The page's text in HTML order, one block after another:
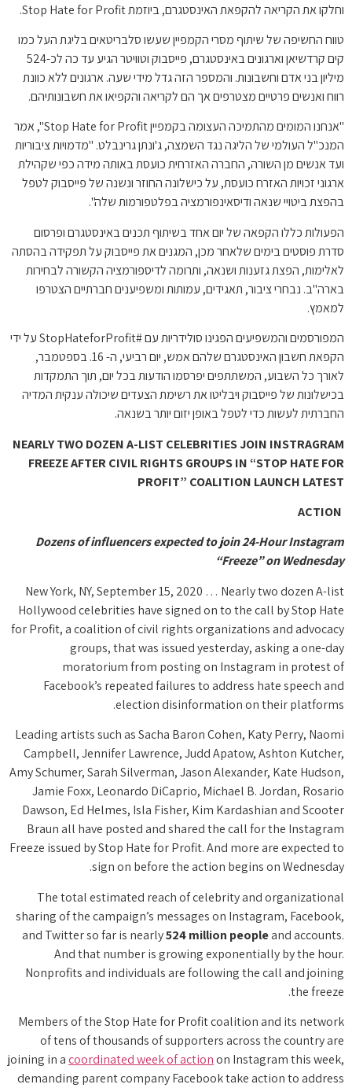
וחלקו את הקריאה להקפאת האינסטגרם, ביוזמת Stop Hate for Profit.
טווח החשיפה של שיתוף מסרי הקמפיין שעשו סלבריטאים בליגת העל כמו
קים קרדשיאן וארגונים באינסטגרם, פייסבוק וטוויטר הגיע עד כה לכ-524
מיליון בני אדם וחשבונות. והמספר הזה גדל מידי שעה. ארגונים ללא כוונת
רווח ואנשים פרטיים מצטרפים אך הם לקריאה והקפיאו את חשבונותיהם.
"אנחנו המומים מהתמיכה העצומה בקמפיין Stop Hate for Profit", אמר
המנכ"ל העולמי של הליגה נגד השמצה, ג'ונתן גרינבלט. "מדמויות ציבוריות
ועד אנשים מן השורה, החברה האזרחית כועסת באותה מידה כפי שקהילת
ארגוני זכויות האזרח כועסת, על כישלונה החוזר ונשנה של פייסבוק לטפל
בהפצת ביטויי שנאה ודיסאינפורמציה בפלטפורמות שלה".
הפעולות כללו הקפאה של יום אחד בשיתוף תכנים באינסטגרם ופרסום
סדרת פוסטים בימים שלאחר מכן, המגנים את פייסבוק על תפקידה בהסתה
לאלימות, הפצת גזענות ושנאה, ותרומה לדיספורמציה הקשורה לבחירות
בארה"ב. נבחרי ציבור, תאגידים, עמותות ומשפיענים חברתיים הצטרפו
למאמץ.
המפורסמים והמשפיעים הפגינו סולידריות עם #StopHateforProfit על ידי
הקפאת חשבון האינסטגרם שלהם אמש, יום רביעי, ה- 16. בספטמבר,
לאורך כל השבוע, המשתתפים יפרסמו הודעות בכל יום, תוך התמקדות
בכישלונות של פייסבוק ויבליטו את רשימת הצעדים שיכולה ענקית המדיה
החברתית לעשות כדי לטפל באופן יזום יותר בשנאה.
NEARLY TWO DOZEN A-LIST CELEBRITIES JOIN INSTRAGRAM
FREEZE AFTER CIVIL RIGHTS GROUPS IN “STOP HATE FOR
PROFIT” COALITION LAUNCH LATEST
Dozens of influencers expected to join 24-Hour Instagram
“Freeze” on Wednesday
New York, NY, September 15, 2020 … Nearly two dozen A-list
Hollywood celebrities have signed on to the call by Stop Hate
for Profit, a coalition of civil rights organizations and advocacy
groups, that was issued yesterday, asking a one-day
moratorium from posting on Instagram in protest of
Facebook’s repeated failures to address hate speech and
election disinformation on their platforms.
Leading artists such as Sacha Baron Cohen, Katy Perry, Naomi
Campbell, Jennifer Lawrence, Judd Apatow, Ashton Kutcher,
Amy Schumer, Sarah Silverman, Jason Alexander, Kate Hudson,
Jamie Foxx, Leonardo DiCaprio, Michael B. Jordan, Rosario
Dawson, Ed Helmes, Isla Fisher, Kim Kardashian and Scooter
Braun all have posted and shared the call for the Instagram
Freeze issued by Stop Hate for Profit. And more are expected to
sign on before the action begins on Wednesday.
The total estimated reach of celebrity and organizational
sharing of the campaign’s messages on Instagram, Facebook,
and Twitter so far is nearly524 million peopleand accounts.
And that number is growing exponentially by the hour.
Nonprofits and individuals are following the call and joining
the freeze.
Members of the Stop Hate for Profit coalition and its network
of tens of thousands of supporters across the country are
joining in acoordinated week of actionon Instagram this week,
demanding parent company Facebook take action to address